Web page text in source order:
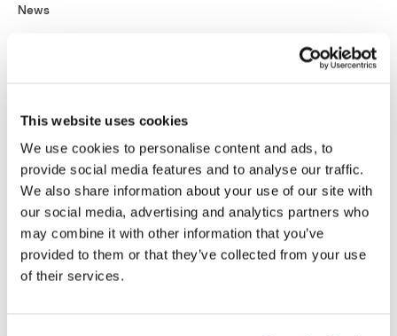
This website uses cookies
We use cookies to personalise content and ads, to
provide social media features and to analyse our traffic.
We also share information about your use of our site with
our social media, advertising and analytics partners who
may combine it with other information that you’ve
provided to them or that they’ve collected from your use
of their services.
News
Los contribuyentes y los padres de familia
Su dirección de correo electrónico no será publicada.
campos obligatorios están marcados con*
Nombre*